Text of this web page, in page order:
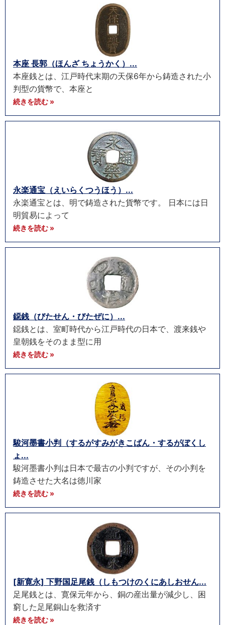
本座 長郭（ほんざ ちょうかく）...
本座銭とは、江戸時代末期の天保6年から鋳造された小
判型の貨幣で、本座と
続きを読む »
永楽通宝（えいらくつうほう）...
永楽通宝とは、明で鋳造された貨幣です。 日本には日
明貿易によって
続きを読む »
鐚銭（びたせん・びたぜに）...
鐚銭とは、室町時代から江戸時代の日本で、渡来銭や
皇朝銭をそのまま型に用
続きを読む »
駿河墨書小判（するがすみがきこばん・するがぼくし
ょ...
駿河墨書小判は日本で最古の小判ですが、その小判を
鋳造させた大名は徳川家
続きを読む »
[新寛永] 下野国足尾銭（しもつけのくにあしおせん...
足尾銭とは、寛保元年から、銅の産出量が減少し、困
窮した足尾銅山を救済す
続きを読む »